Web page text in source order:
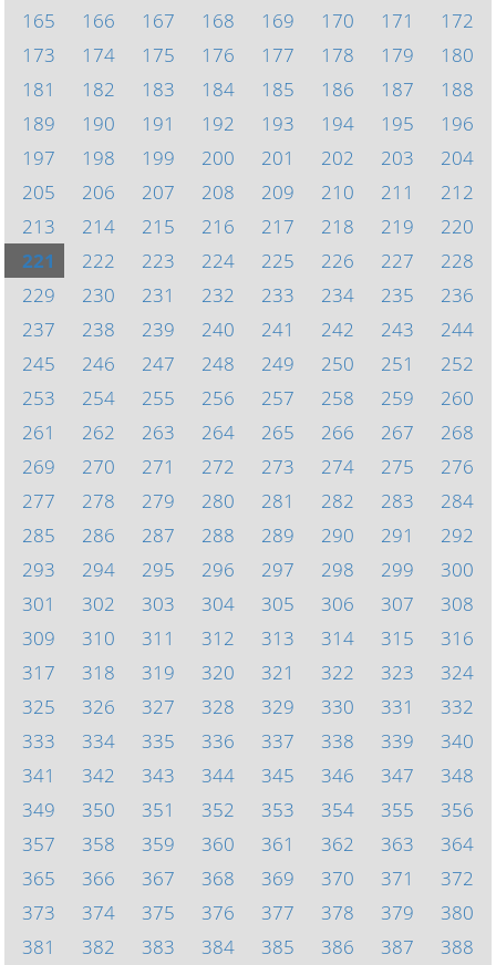
165
166 167 168 169 170 171
172
173
174 175 176 177 178 179
180
181
182 183 184 185 186 187
188
189
190 191 192 193 194 195
196
197
198 199 200 201 202 203
204
205
206 207 208 209 210 211
212
213
214 215 216 217 218 219
220
221
222 223 224 225 226 227
228
229
230 231 232 233 234 235
236
237
238 239 240 241 242 243
244
245
246 247 248 249 250 251
252
253
254 255 256 257 258 259
260
261
262 263 264 265 266 267
268
269
270 271 272 273 274 275
276
277
278 279 280 281 282 283
284
285
286 287 288 289 290 291
292
293
294 295 296 297 298 299
300
301
302 303 304 305 306 307
308
309
310 311 312 313 314 315
316
317
318 319 320 321 322 323
324
325
326 327 328 329 330 331
332
333
334 335 336 337 338 339
340
341
342 343 344 345 346 347
348
349
350 351 352 353 354 355
356
357
358 359 360 361 362 363
364
365
366 367 368 369 370 371
372
373
374 375 376 377 378 379
380
381
382 383 384 385 386 387 388